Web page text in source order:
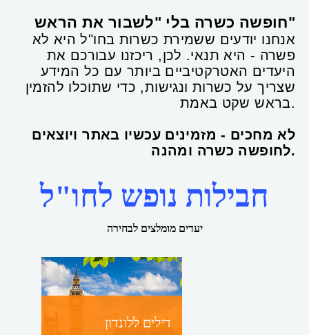
חופשה כשרה בלי "לשבור את הראש"
אנחנו יודעים ששמירת כשרות בחו"ל היא לא
פשרה - היא תנאי. לכן, ריכזנו עבורכם את
היעדים האטרקטיביים ביותר עם כל המידע
שצריך על כשרות ונגישות, כדי שתוכלו להזמין
בראש שקט באמת.
לא מחכים - מזמינים עכשיו באתר ויוצאים
לחופשה כשרה ומהנה.
חבילות נופש לחו"ל
יעדים מומלצים לבחירה
דילים ללונדון